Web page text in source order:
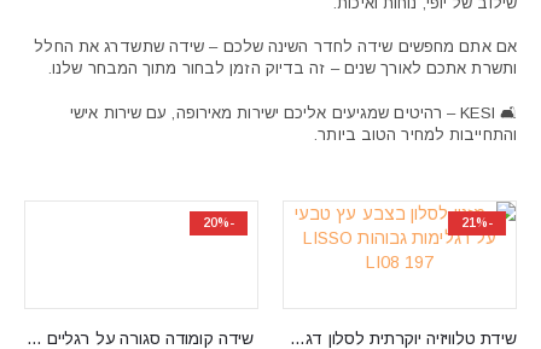
אם אתם מחפשים שידה לחדר השינה שלכם – שידה שתשדרג את החלל
ותשרת אתכם לאורך שנים – זה בדיוק הזמן לבחור מתוך המבחר שלנו.
🛋️ KESI – רהיטים שמגיעים אליכם ישירות מאירופה, עם שירות אישי
והתחייבות למחיר הטוב ביותר.
-21%
שידת טלוויזיה יוקרתית לסלון דגם LISSO LI08
-20%
‏ שידה קומודה סגורה על רגליים Diamond KD104